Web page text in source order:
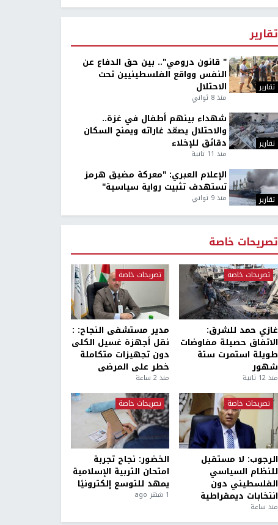
تقارير
تقارير
" قانون درومي".. بين حق الدفاع عن
النفس وواقع الفلسطينيين تحت
الاحتلال
منذ 8 ثواني
تقارير
شهداء بينهم أطفال في غزة..
والاحتلال يصعّد غاراته ويمنح السكان
دقائق للإخلاء
منذ 11 ثانية
تقارير
الإعلام العبري: "معركة مضيق هرمز
تستهدف تثبيت رواية سياسية"
منذ 9 ثواني
تصريحات خاصة
تصريحات خاصة
غازي حمد للشرق:
الاتفاق حصيلة مفاوضات
طويلة استمرت ستة
شهور
منذ 12 ثانية
تصريحات خاصة
مدير مستشفى النجاح: :
نقل أجهزة غسيل الكلى
دون تجهيزات متكاملة
خطر على المرضى
منذ 2 ساعة
تصريحات خاصة
الرجوب: لا مستقبل
للنظام السياسي
الفلسطيني دون
انتخابات ديمقراطية
منذ ساعة
تصريحات خاصة
الخضور: نجاح تجربة
امتحان التربية الإسلامية
يمهد للتوسع إلكترونيًا
1 شهر ago